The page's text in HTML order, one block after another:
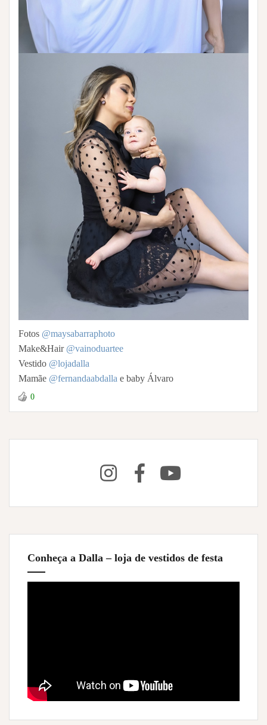
Fotos @maysabarraphoto
Make&Hair @vainoduartee
Vestido @lojadalla
Mamãe @fernandaabdalla e baby Álvaro⁣
0
Conheça a Dalla – loja de vestidos de festa